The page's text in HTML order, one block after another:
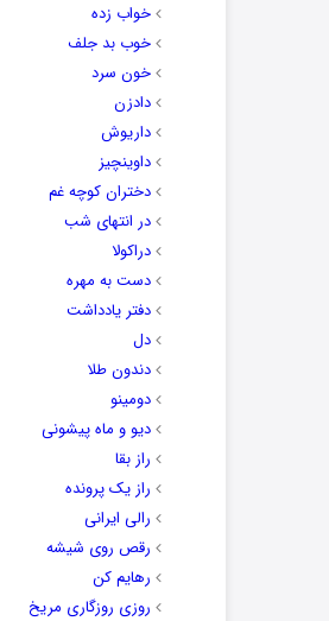
خواب زده
خوب بد جلف
خون سرد
دادزن
داریوش
داوینچیز
دختران کوچه غم
در انتهای شب
دراکولا
دست به مهره
دفتر یادداشت
دل
دندون طلا
دومینو
دیو و ماه پیشونی
راز بقا
راز یک پرونده
رالی ایرانی
رقص روی شیشه
رهایم کن
روزی روزگاری مریخ